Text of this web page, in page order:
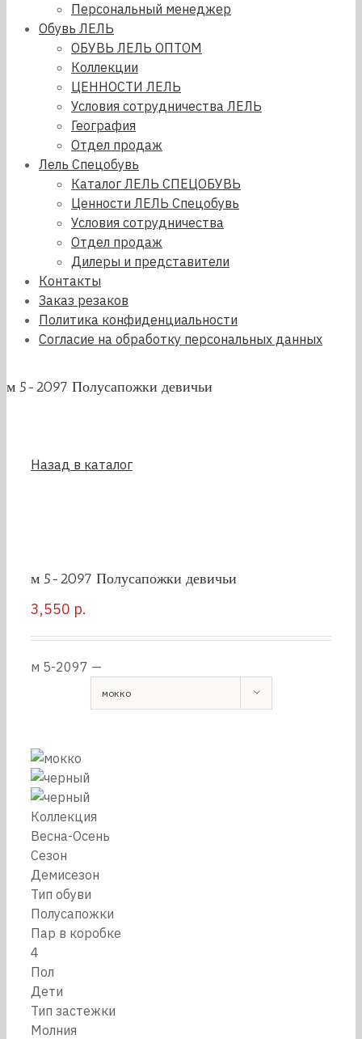
Персональный менеджер
Обувь ЛЕЛЬ
ОБУВЬ ЛЕЛЬ ОПТОМ
Коллекции
ЦЕННОСТИ ЛЕЛЬ
Условия сотрудничества ЛЕЛЬ
География
Отдел продаж
Лель Спецобувь
Каталог ЛЕЛЬ СПЕЦОБУВЬ
Ценности ЛЕЛЬ Спецобувь
Условия сотрудничества
Отдел продаж
Дилеры и представители
Контакты
Заказ резаков
Политика конфиденциальности
Согласие на обработку персональных данных
м 5-2097 Полусапожки девичьи
Назад в каталог
м 5-2097 Полусапожки девичьи
3,550 р.
м 5-2097 —
мокко
Коллекция
Весна-Осень
Сезон
Демисезон
Тип обуви
Полусапожки
Пар в коробке
4
Пол
Дети
Тип застежки
Молния